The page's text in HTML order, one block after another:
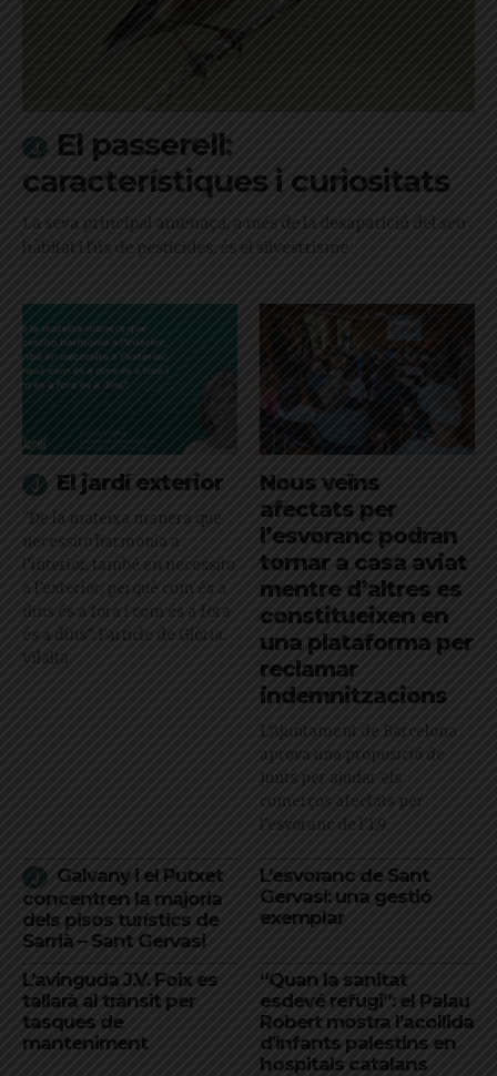
El passerell:
característiques i curiositats
La seva principal amenaça, a més de la desaparició del seu
hàbitat i l'ús de pesticides, és el silvestrisme
El jardí exterior
"De la mateixa manera que
necessito harmonia a
l’interior, també en necessito
a l’exterior, perquè com és a
dins és a fora i com és a fora
és a dins": l'article de Glòria
Vilalta
Nous veïns
afectats per
l’esvoranc podran
tornar a casa aviat
mentre d’altres es
constitueixen en
una plataforma per
reclamar
indemnitzacions
L’Ajuntament de Barcelona
aprova una proposició de
Junts per ajudar els
comerços afectats per
l'esvoranc de l'L9
Galvany i el Putxet
concentren la majoria
dels pisos turístics de
Sarrià – Sant Gervasi
L’esvoranc de Sant
Gervasi: una gestió
exemplar
L’avinguda J.V. Foix es
tallarà al trànsit per
tasques de
manteniment
“Quan la sanitat
esdevé refugi”: el Palau
Robert mostra l’acollida
d’infants palestins en
hospitals catalans